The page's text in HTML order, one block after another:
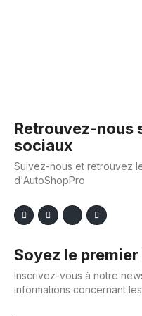
Retrouvez-nous
sociaux
Suivez-nous et retrouvez
d'AutoShopPro
Soyez le
Inscrivez-vous à notre
informations concernant